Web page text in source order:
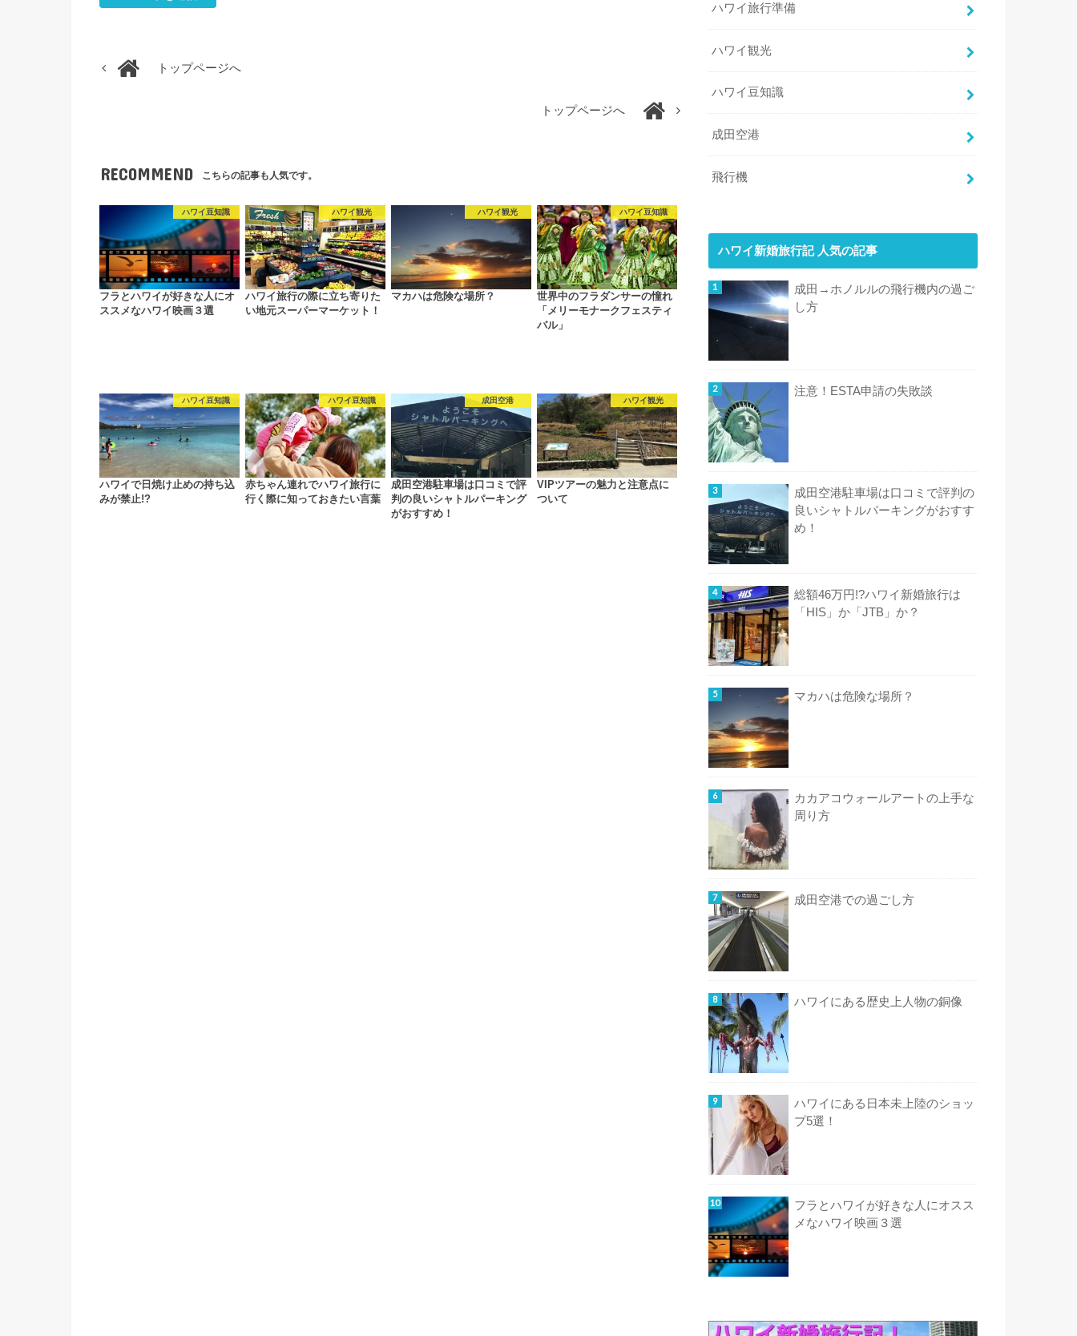
トップページへ
トップページへ
RECOMMEND こちらの記事も人気です。
ハワイ豆知識
フラとハワイが好きな人にオ
ススメなハワイ映画３選
ハワイ観光
ハワイ旅行の際に立ち寄りた
い地元スーパーマーケット！
ハワイ観光
マカハは危険な場所？
ハワイ豆知識
世界中のフラダンサーの憧れ
「メリーモナークフェスティ
バル」
ハワイ豆知識
ハワイで日焼け止めの持ち込
みが禁止!?
ハワイ豆知識
赤ちゃん連れでハワイ旅行に
行く際に知っておきたい言葉
成田空港
成田空港駐車場は口コミで評
判の良いシャトルパーキング
がおすすめ！
ハワイ観光
VIPツアーの魅力と注意点に
ついて
ハワイ旅行準備
ハワイ観光
ハワイ豆知識
成田空港
飛行機
ハワイ新婚旅行記 人気の記事
成田→ホノルルの飛行機内の過ご
し方
注意！ESTA申請の失敗談
成田空港駐車場は口コミで評判の
良いシャトルパーキングがおすす
め！
総額46万円!?ハワイ新婚旅行は
「HIS」か「JTB」か？
マカハは危険な場所？
カカアコウォールアートの上手な
周り方
成田空港での過ごし方
ハワイにある歴史上人物の銅像
ハワイにある日本未上陸のショッ
プ5選！
フラとハワイが好きな人にオスス
メなハワイ映画３選